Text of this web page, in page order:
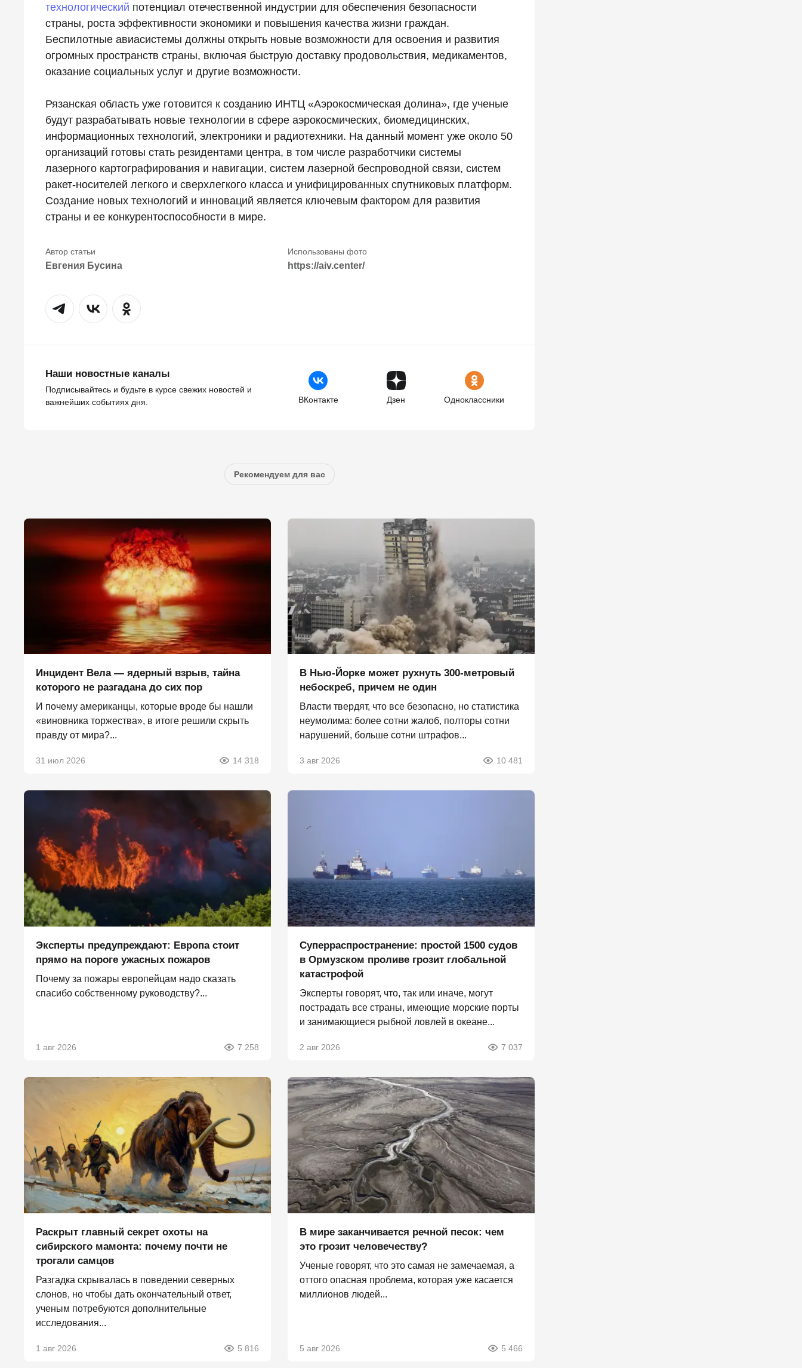
технологический потенциал отечественной индустрии для обеспечения безопасности
страны, роста эффективности экономики и повышения качества жизни граждан.
Беспилотные авиасистемы должны открыть новые возможности для освоения и развития
огромных пространств страны, включая быструю доставку продовольствия, медикаментов,
оказание социальных услуг и другие возможности.
Рязанская область уже готовится к созданию ИНТЦ «Аэрокосмическая долина», где ученые
будут разрабатывать новые технологии в сфере аэрокосмических, биомедицинских,
информационных технологий, электроники и радиотехники. На данный момент уже около 50
организаций готовы стать резидентами центра, в том числе разработчики системы
лазерного картографирования и навигации, систем лазерной беспроводной связи, систем
ракет-носителей легкого и сверхлегкого класса и унифицированных спутниковых платформ.
Создание новых технологий и инноваций является ключевым фактором для развития
страны и ее конкурентоспособности в мире.
Евгения Бусина https://aiv.center/
Наши новостные каналы
Подписывайтесь и будьте в курсе свежих новостей и
важнейших событиях дня.
ВКонтакте Дзен Одноклассники
Рекомендуем для вас
Инцидент Вела — ядерный взрыв, тайна
которого не разгадана до сих пор
И почему американцы, которые вроде бы нашли
«виновника торжества», в итоге решили скрыть
правду от мира?...
31 июл 2026 14 318
В Нью-Йорке может рухнуть 300-метровый
небоскреб, причем не один
Власти твердят, что все безопасно, но статистика
неумолима: более сотни жалоб, полторы сотни
нарушений, больше сотни штрафов...
3 авг 2026 10 481
Эксперты предупреждают: Европа стоит
прямо на пороге ужасных пожаров
Почему за пожары европейцам надо сказать
спасибо собственному руководству?...
1 авг 2026 7 258
Суперраспространение: простой 1500 судов
в Ормузском проливе грозит глобальной
катастрофой
Эксперты говорят, что, так или иначе, могут
пострадать все страны, имеющие морские порты
и занимающиеся рыбной ловлей в океане...
2 авг 2026 7 037
Раскрыт главный секрет охоты на
сибирского мамонта: почему почти не
трогали самцов
Разгадка скрывалась в поведении северных
слонов, но чтобы дать окончательный ответ,
ученым потребуются дополнительные
исследования...
1 авг 2026 5 816
В мире заканчивается речной песок: чем
это грозит человечеству?
Ученые говорят, что это самая не замечаемая, а
оттого опасная проблема, которая уже касается
миллионов людей...
5 авг 2026 5 466